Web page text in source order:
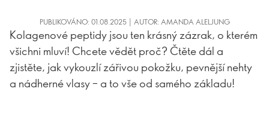
PUBLIKOVÁNO: 01.08.2025 | AUTOR: AMANDA ALELJUNG
Kolagenové peptidy jsou ten krásný zázrak, o kterém
všichni mluví! Chcete vědět proč? Čtěte dál a
zjistěte, jak vykouzlí zářivou pokožku, pevnější nehty
a nádherné vlasy – a to vše od samého základu!